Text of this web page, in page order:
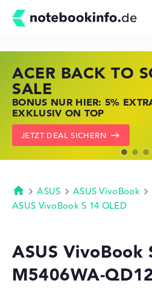
Technik &
ACER BACK TO
SALE
BONUS NUR HIER: 5%
EXKLUSIV ON TOP
JETZT DEAL SICHERN
HP STORE SSV
JETZT ZUGREIFEN:
KRÄFTIG REDUZIERT
ZU DEN HP ANGEBOTEN
LENOVO
NOTEBOOKS BEI LENOVO
KRÄFTIG REDUZIERT
LENOVO DEALS ZEIGEN
Startseite
ASUS
ASUS VivoBook
ASUS VivoBook S 14 OLED
ASUS VivoBook
M5406WA-